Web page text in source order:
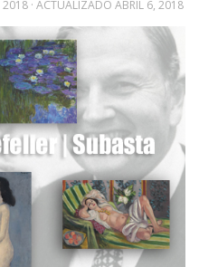
2018 · ACTUALIZADO ABRIL 6, 2018